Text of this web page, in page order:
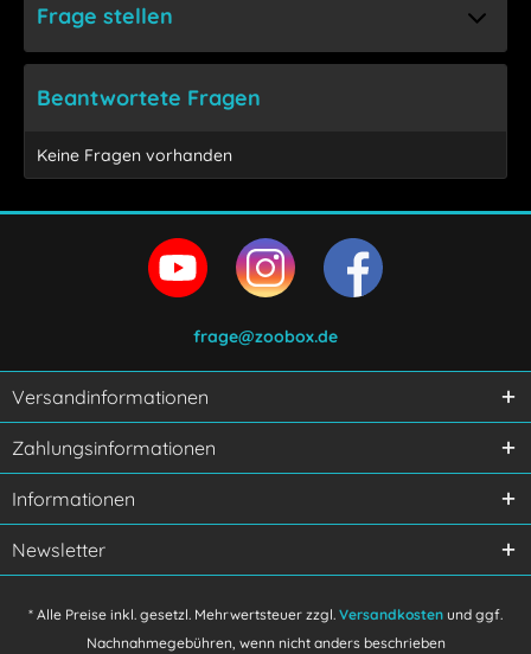
Frage stellen
Ich habe die
verstanden und stimme zu.
Mit * gekennzeichnete Felder sind Pflichtfelder.
Senden
Beantwortete Fragen
Keine Fragen vorhanden
frage@zoobox.de
Versandinformationen
Zahlungsinformationen
Informationen
Newsletter
* Alle Preise inkl. gesetzl. Mehrwertsteuer zzgl. Versandkosten und ggf.
Nachnahmegebühren, wenn nicht anders beschrieben